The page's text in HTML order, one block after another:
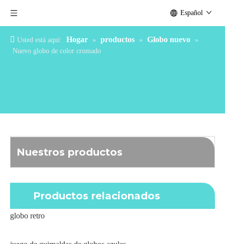
Español
Usted está aquí: Hogar » productos » Globo nuevo
»
Nuevo globo de color cromado
Nuestros productos
Productos relacionados
globo retro